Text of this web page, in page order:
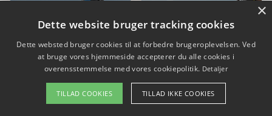
×
Dette website bruger tracking cookies
Dette websted bruger cookies til at forbedre brugeroplevelsen. Ved
at bruge vores hjemmeside accepterer du alle cookies i
overensstemmelse med vores cookiepolitik. Detaljer
TILLAD COOKIES TILLAD IKKE COOKIES